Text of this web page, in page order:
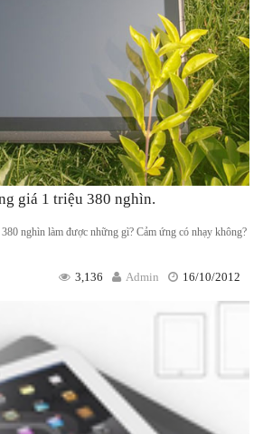
giá 1 triệu 380 nghìn.
nghìn làm được những gì? Cảm ứng có nhạy không?
16/10/2012
Admin
3,136